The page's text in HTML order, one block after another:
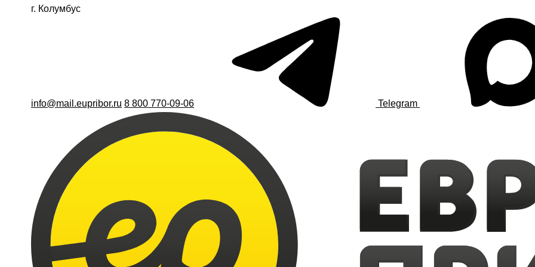
г. Колумбус
info@mail.eupribor.ru 8 800 770-09-06 Telegram